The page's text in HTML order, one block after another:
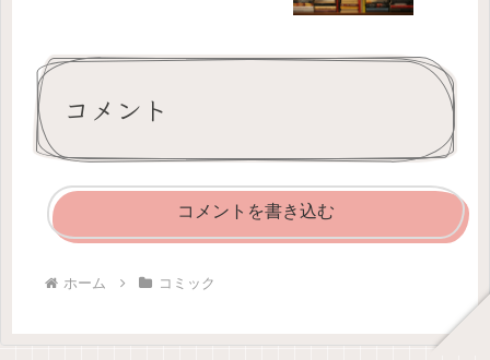
コメント
コメントを書き込む
ホーム コミック